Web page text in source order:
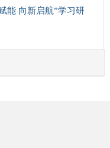
能 向新启航”学习研